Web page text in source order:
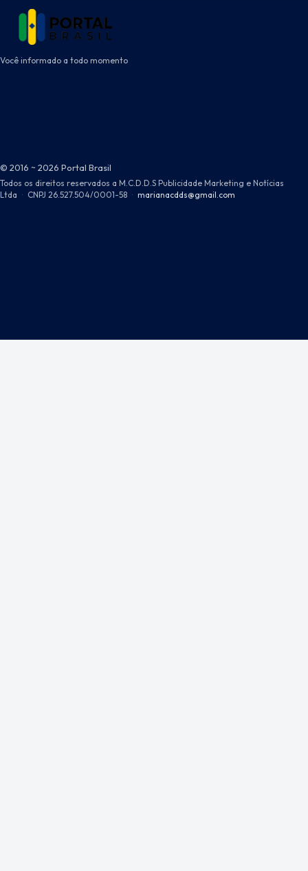
Você informado a todo momento
© 2016 ~ 2026 Portal Brasil
Todos os direitos reservados a M.C.D.D.S Publicidade Marketing e Notícias
Ltda · CNPJ 26.527.504/0001-58 · marianacdds@gmail.com